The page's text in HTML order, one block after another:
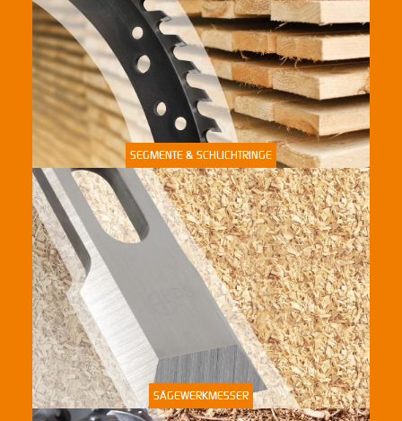
SEGMENTE & SCHLICHTRINGE
SÄGEWERKMESSER
SÄGEWERKMESSER